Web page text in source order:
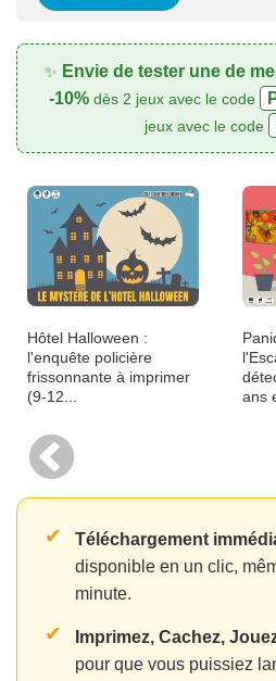
✨ Envie de tester une de
-10%dès 2 jeux avec le code
jeux avec le code
Hôtel Halloween :
l'enquête policière
frissonnante à imprimer
(9-12...
ans
✔ Téléchargement
disponible en un clic,
minute.
✔ Imprimez, Cachez,
pour que vous puissiez